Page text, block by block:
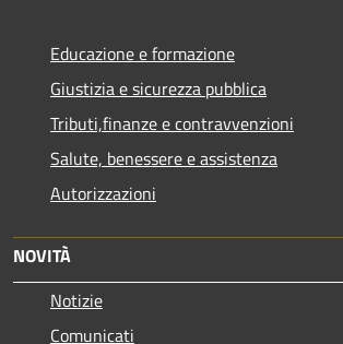
Educazione e formazione
Giustizia e sicurezza pubblica
Tributi,finanze e contravvenzioni
Salute, benessere e assistenza
Autorizzazioni
NOVITÀ
Notizie
Comunicati